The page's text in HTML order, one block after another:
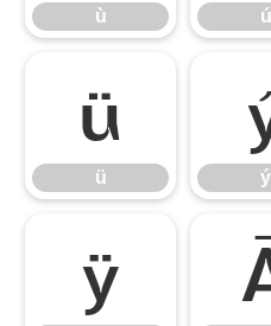
ù ú
ü
ü ý
ÿ